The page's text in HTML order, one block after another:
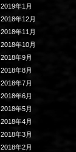
2019年1月
2018年12月
2018年11月
2018年10月
2018年9月
2018年8月
2018年7月
2018年6月
2018年5月
2018年4月
2018年3月
2018年2月